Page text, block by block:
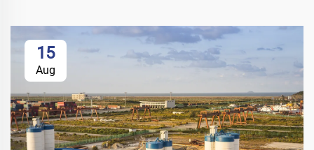
15
Aug